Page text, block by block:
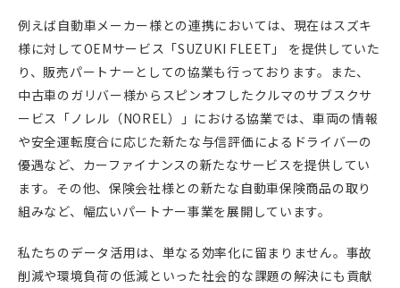
例えば自動車メーカー様との連携においては、現在はスズキ
様に対してOEMサービス「SUZUKI FLEET」 を提供していた
り、販売パートナーとしての協業も行っております。また、
中古車のガリバー様からスピンオフしたクルマのサブスクサ
ービス「ノレル（NOREL）」における協業では、車両の情報
や安全運転度合に応じた新たな与信評価によるドライバーの
優遇など、カーファイナンスの新たなサービスを提供してい
ます。その他、保険会社様との新たな自動車保険商品の取り
組みなど、幅広いパートナー事業を展開しています。
私たちのデータ活用は、単なる効率化に留まりません。事故
削減や環境負荷の低減といった社会的な課題の解決にも貢献